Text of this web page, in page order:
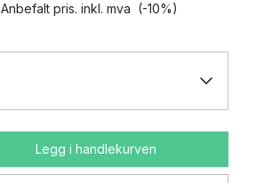
Anbefalt pris. inkl. mva (-10%)
Legg i handlekurven